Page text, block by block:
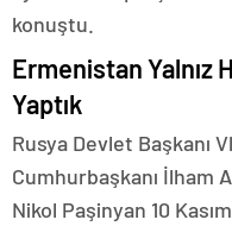
konuştu.
Ermenistan Yalnız
Yaptık
Rusya Devlet Başkanı
Cumhurbaşkanı İlham
Nikol Paşinyan 10